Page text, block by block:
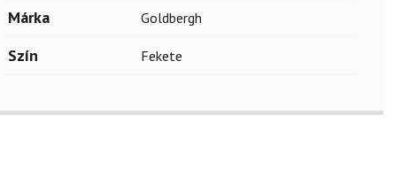
Márka Goldbergh
Szín Fekete